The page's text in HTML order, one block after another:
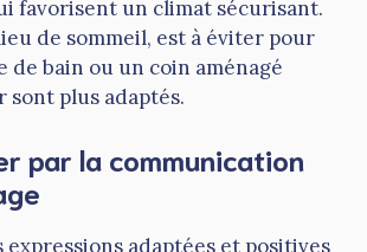
favorisent un climat sécurisant.
de sommeil, est à éviter pour
de bain ou un coin aménagé
sont plus adaptés.
par la communication
expressions adaptées et positives